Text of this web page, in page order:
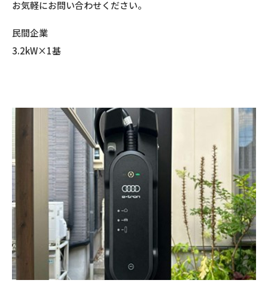
お気軽にお問い合わせください。
民間企業
3.2kW×1基